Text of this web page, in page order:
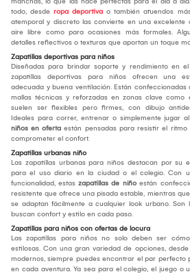
todo, desde ropa deportiva o también atuendos
atemporal y discreto las convierte en una excelente
aire libre como para ocasiones más formales.
detalles reflectivos o texturas que aportan un toque
Zapatillas deportivas para niños
Diseñadas para brindar soporte y rendimiento en
zapatillas deportivas para niños ofrecen una
adecuada y buena ventilación. Están
mallas técnicas y reforzadas en zonas clave como
suelen ser flexibles pero firmes, con dibujo
Ideales para correr, entrenar o simplemente jugar
niños en oferta están pensadas para resistir el
comprometer el confort.
Zapatillas urbanas niño
Las zapatillas urbanas para niños destacan por su
para el uso diario en la ciudad o el colegio. Con
funcionalidad, estas zapatillas de niño están
resistente que ofrece una pisada estable, mientras
se adaptan fácilmente a cualquier look urbano.
buscan confort y estilo en cada paso.
Zapatillas para niños con ofertas de locura
Las zapatillas para niños no solo deben ser
estilosas. Con una gran variedad de opciones,
modernos, siempre puedes encontrar el par perfecto
en cada aventura. Ya sea para el colegio, el juego o